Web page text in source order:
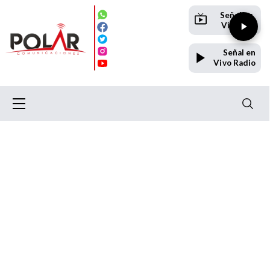
Señal en
Vivo TV
Señal en
Vivo Radio